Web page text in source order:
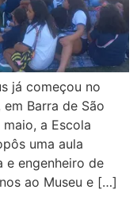
já começou no
Barra de São
a Escola
uma aula
e engenheiro de
ao Museu e […]